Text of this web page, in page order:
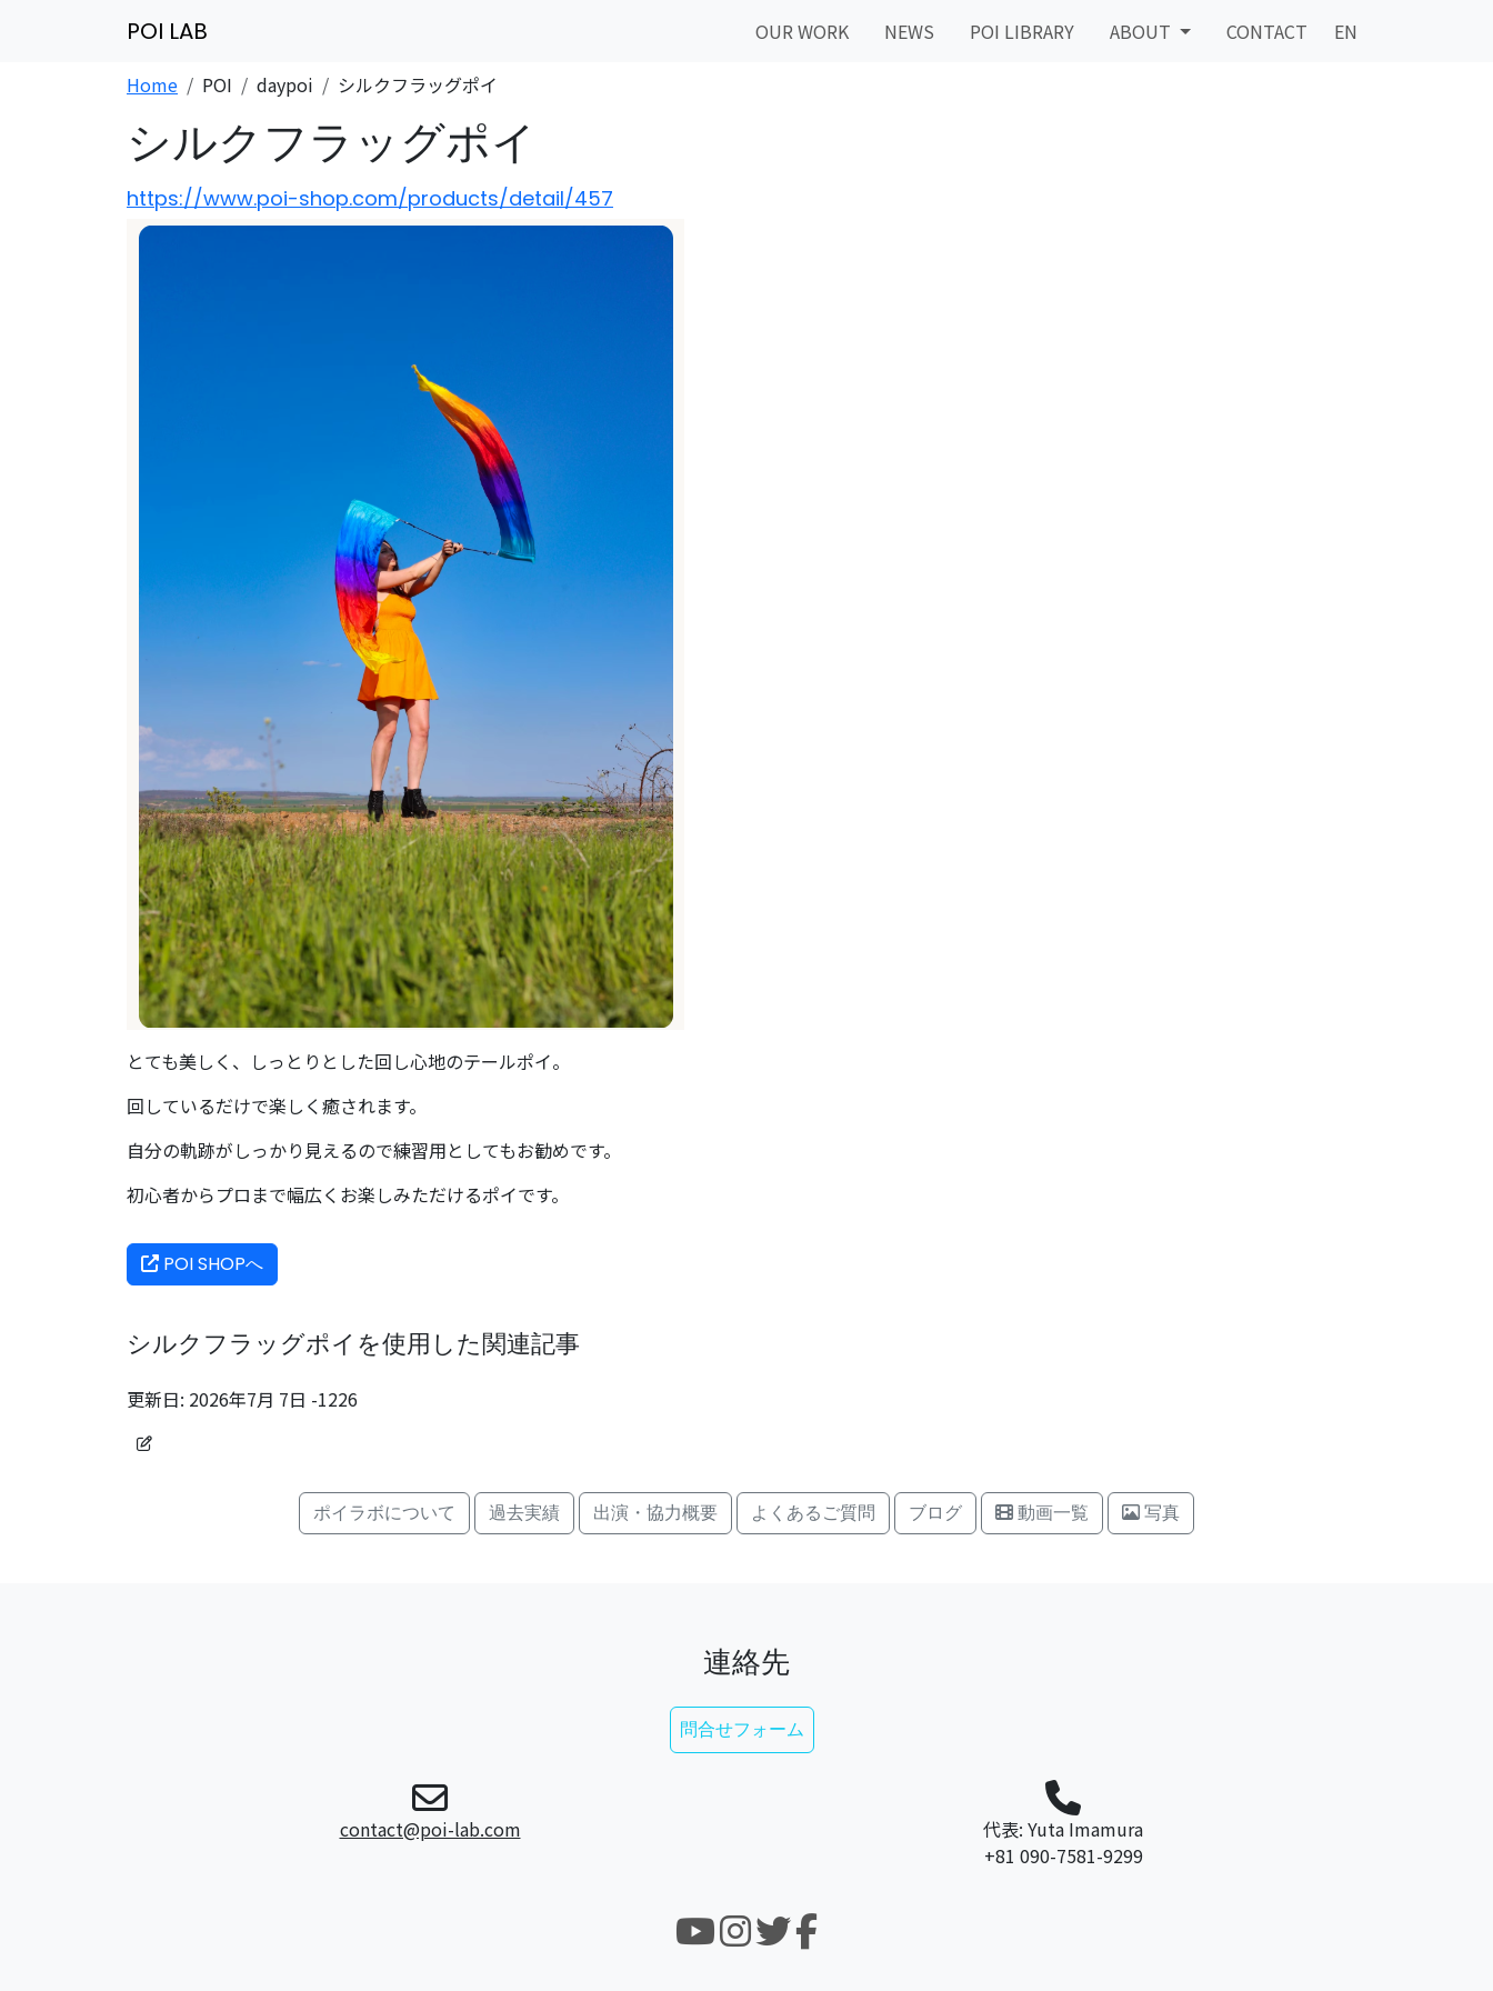
POI LAB OUR WORK NEWS POI LIBRARY ABOUT CONTACT
EN
Home
POI daypoi シルクフラッグポイ
シルクフラッグポイ
https://www.poi-shop.com/products/detail/457
とても美しく、しっとりとした回し心地のテールポイ。
回しているだけで楽しく癒されます。
自分の軌跡がしっかり見えるので練習用としてもお勧めです。
初心者からプロまで幅広くお楽しみただけるポイです。
POI SHOPへ
シルクフラッグポイを使用した関連記事
更新日: 2026年7月 7日 -1226
ポイラボについて 過去実績 出演・協力概要 よくあるご質問 ブログ 動画一覧 写真
連絡先
問合せフォーム
contact@poi-lab.com
代表: Yuta Imamura
+81 090-7581-9299